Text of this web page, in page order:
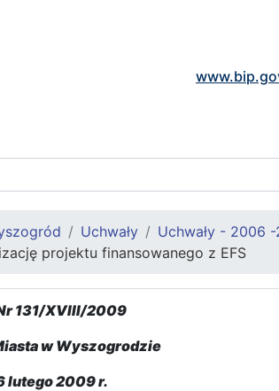
Uchwały
Uchwały - 2006
projektu finansowanego z EFS
131/XVIII/2009
w Wyszogrodzie
lutego 2009 r.